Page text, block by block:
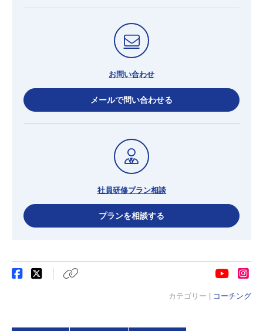
お問い合わせ
メールで問い合わせる
社員研修プラン相談
プランを相談する
カテゴリー | コーチング